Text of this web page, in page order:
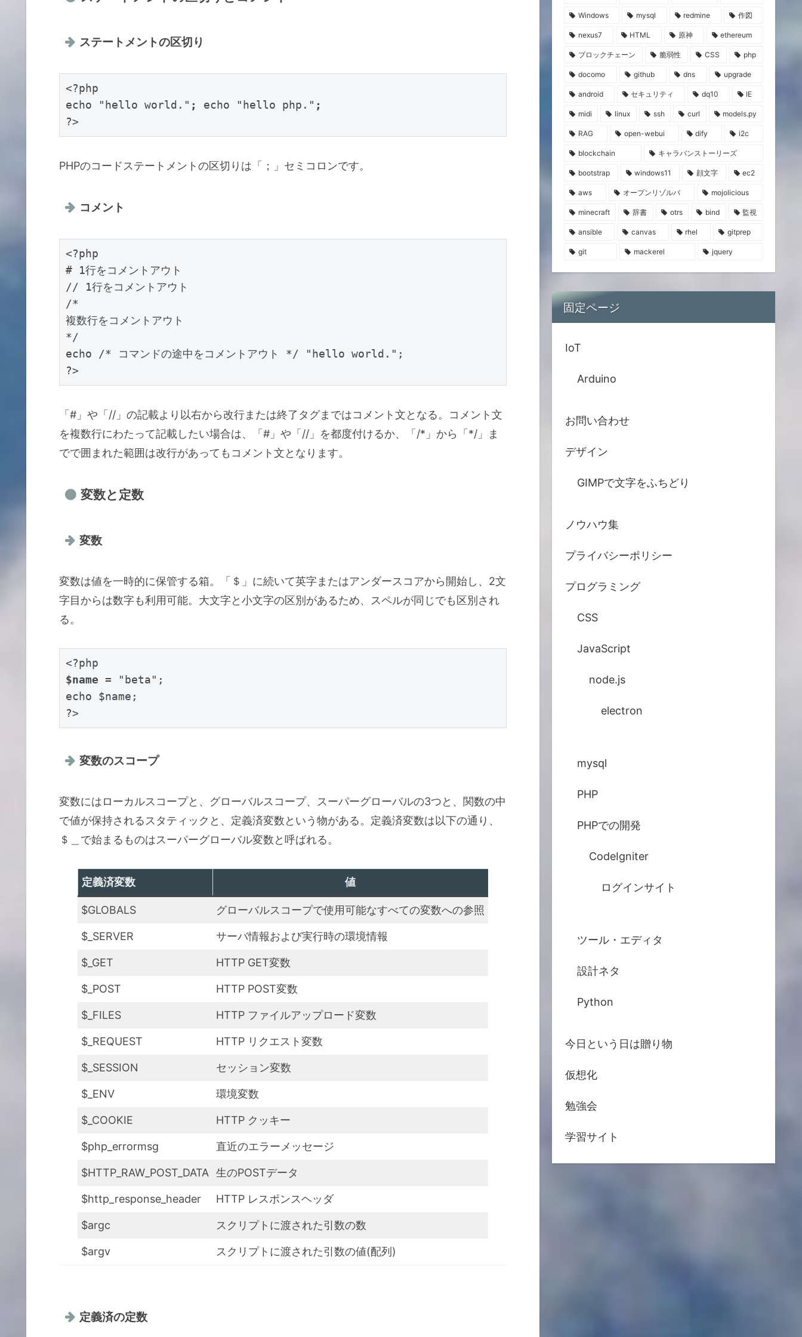
ステートメントの区切り
<?php
echo "hello world." ; echo "hello php." ;
?>
PHPのコードステートメントの区切りは「；」セミコロンです。
コメント
<?php
# 1行をコメントアウト
// 1行をコメントアウト
/*
複数行をコメントアウト
*/
echo /* コマンドの途中をコメントアウト */ "hello world.";
?>
「#」や「//」の記載より以右から改行または終了タグまではコメント文となる。コメント文
を複数行にわたって記載したい場合は、「#」や「//」を都度付けるか、「/*」から「*/」ま
でで囲まれた範囲は改行があってもコメント文となります。
変数と定数
変数
変数は値を一時的に保管する箱。「＄」に続いて英字またはアンダースコアから開始し、2文
字目からは数字も利用可能。大文字と小文字の区別があるため、スペルが同じでも区別され
る。
$name = "beta";
echo $name;
?>
変数のスコープ
変数にはローカルスコープと、グローバルスコープ、スーパーグローバルの3つと、関数の中
で値が保持されるスタティックと、定義済変数という物がある。定義済変数は以下の通り、
＄＿で始まるものはスーパーグローバル変数と呼ばれる。
定義済変数 値
$GLOBALS グローバルスコープで使用可能なすべての変数への参照
$_SERVER サーバ情報および実行時の環境情報
$_GET HTTP GET変数
$_POST HTTP POST変数
$_FILES HTTP ファイルアップロード変数
$_REQUEST HTTP リクエスト変数
$_SESSION セッション変数
$_ENV 環境変数
$_COOKIE HTTP クッキー
$php_errormsg 直近のエラーメッセージ
$HTTP_RAW_POST_DATA 生のPOSTデータ
$http_response_header HTTP レスポンスヘッダ
$argc スクリプトに渡された引数の数
$argv スクリプトに渡された引数の値(配列)
定義済の定数
Windows mysql redmine 作図
nexus7 HTML 原神 ethereum
ブロックチェーン 脆弱性 CSS php
docomo github dns upgrade
android セキュリティ dq10 IE
midi linux ssh curl models.py
RAG open-webui dify i2c
blockchain キャラバンストーリーズ
bootstrap windows11 顔文字 ec2
aws オープンリゾルバ mojolicious
minecraft 辞書 otrs bind 監視
ansible canvas rhel gitprep
git mackerel jquery
固定ページ
IoT
Arduino
お問い合わせ
デザイン
GIMPで文字をふちどり
ノウハウ集
プライバシーポリシー
プログラミング
CSS
JavaScript
node.js
electron
mysql
PHP
PHPでの開発
CodeIgniter
ログインサイト
ツール・エディタ
設計ネタ
Python
今日という日は贈り物
仮想化
勉強会
学習サイト